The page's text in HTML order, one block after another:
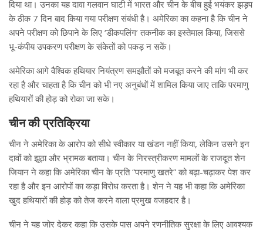
दिया था। उनका यह दावा गलवान घाटी में भारत और चीन के बीच हुई भयंकर झड़प
के ठीक 7 दिन बाद किया गया परीक्षण संबंधी है। अमेरिका का कहना है कि चीन ने
अपने परीक्षण को छिपाने के लिए ‘डीकपलिंग’ तकनीक का इस्तेमाल किया, जिससे
भू-कंपीय उपकरण परीक्षण के संकेतों को पकड़ न सकें।
अमेरिका आगे वैश्विक हथियार नियंत्रण समझौतों को मजबूत करने की मांग भी कर
रहा है और चाहता है कि चीन को भी नए अनुबंधों में शामिल किया जाए ताकि परमाणु
हथियारों की होड़ को रोका जा सके।
चीन की प्रतिक्रिया
चीन ने अमेरिका के आरोप को सीधे स्वीकार या खंडन नहीं किया, लेकिन उसने इन
दावों को झूठा और भ्रामक बताया। चीन के निरस्त्रीकरण मामलों के राजदूत शेन
जियान ने कहा कि अमेरिका चीन के प्रति “परमाणु खतरे” को बढ़ा-चढ़ाकर पेश कर
रहा है और इन आरोपों का कड़ा विरोध करता है। शेन ने यह भी कहा कि अमेरिका
खुद हथियारों की होड़ को तेज करने वाला प्रमुख वजहदार है।
चीन ने यह जोर देकर कहा कि उसके पास अपने रणनीतिक सुरक्षा के लिए आवश्यक